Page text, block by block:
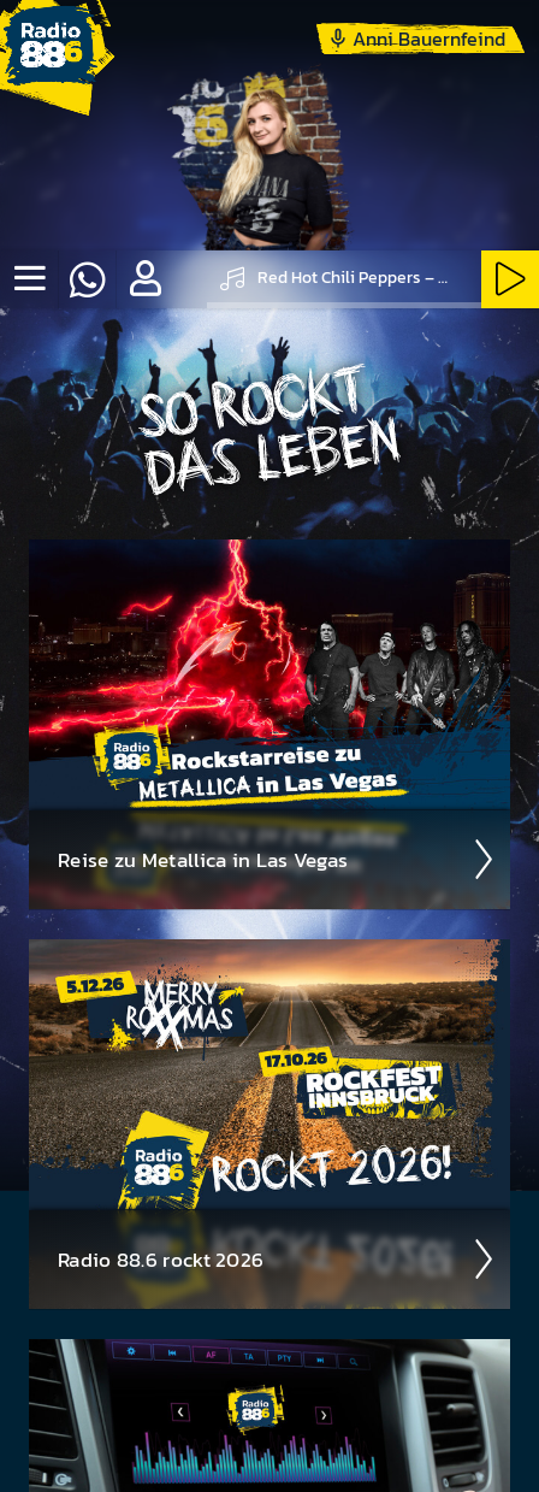
Anni Bauernfeind
Red Hot Chili Peppers – Under The Bridge
SO ROCKT DAS LEBEN
Reise zu Metal­lica in Las Vegas
Wir suchen einen Metal­lica-Megafan für die 88.6
Rock­star­reise zu Metal­lica im Sphere in Las Vegas am
1. Oktober 2026!
Radio 88.6 rockt 2026
Auch 2026 heißt es: Wir sind ROCK­FEST! Jetzt
schon die Tickets für unsere 88.6 Events checken.